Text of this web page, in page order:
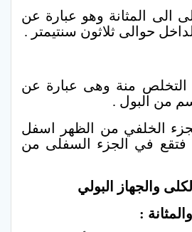
الى المثانة وهو عبارة عن
حوالى ثلاثون سنتيمتر .
التخلص منة وهى عبارة عن
الخلفي من الظهر اسفل
فتقع في الجزء السفلى من
والجهاز البولي
: